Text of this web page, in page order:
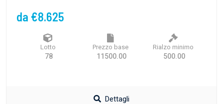
da €8.625
Lotto
78
Prezzo base
11500.00
Rialzo minimo
500.00
Dettagli